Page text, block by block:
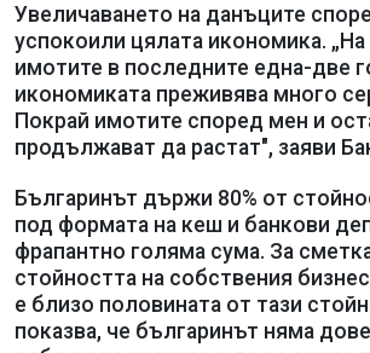
Увеличаването на данъците
успокоили цялата икономика. „На
имотите в последните една-две
икономиката преживява много
Покрай имотите според мен и
продължават да растат", заяви
Българинът държи 80% от
под формата на кеш и банкови
фрапантно голяма сума. За
стойността на собствения
е близо половината от тази
показва, че българинът няма